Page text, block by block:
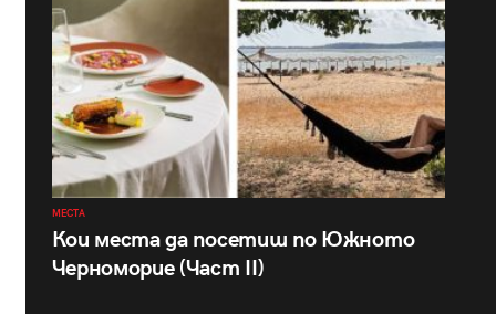
МЕСТА
Кои места да посетиш по Южното
Черноморие (Част II)